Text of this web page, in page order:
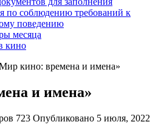
по соблюдению требований к
поведению
месяца
кино
кино: времена и имена»
и имена»
723 Опубликовано 5 июля, 2022